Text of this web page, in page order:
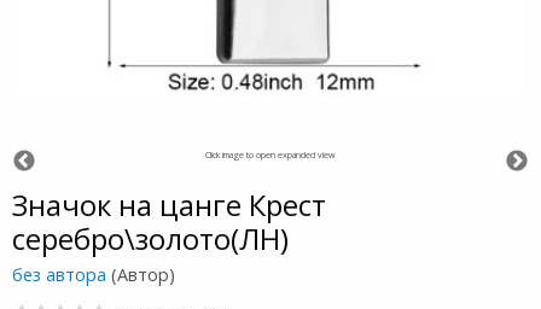
Click image to open expanded view
Значок на цанге Крест
серебро\золото(ЛН)
без автора (Автор)